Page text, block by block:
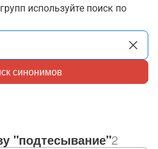
используйте поиск по
синонимов
"подтесывание"2